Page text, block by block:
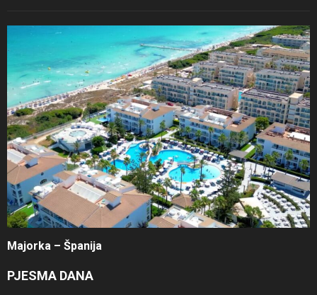
Majorka – Španija
PJESMA DANA